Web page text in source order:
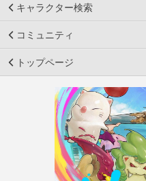
キャラクター検索
コミュニティ
トップページ